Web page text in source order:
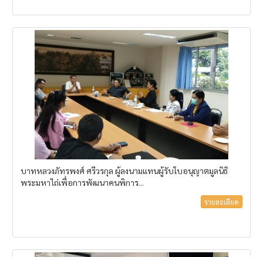
บาทหลวงภัทรพงศ์ ศรีวรกุล ผู้ลงนามแทนผู้รับใบอนุญาตมูลนิธิ
พระมหาไถ่เพื่อการพัฒนาคนพิการ...
รายละเอียด